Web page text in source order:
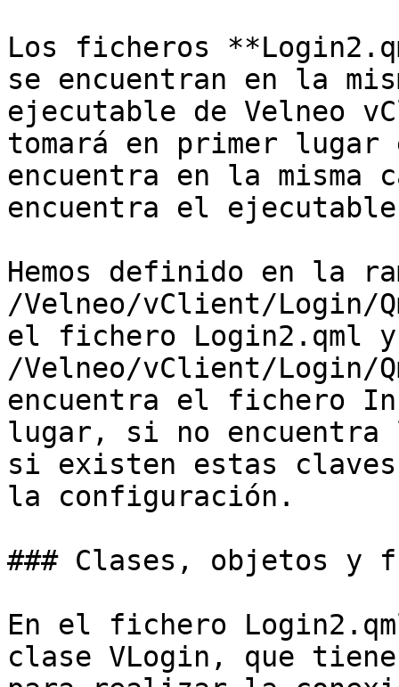
Los ficheros
se encuentran en la
ejecutable de Velneo
tomará en primer
encuentra en la misma
encuentra el
Hemos definido en la
/Velneo/vClient/Login/
el fichero Login2.qml
/Velneo/vClient/Login/
encuentra el fichero
lugar, si no
si existen estas
la configuración.
### Clases, objetos y
En el fichero
clase VLogin, que